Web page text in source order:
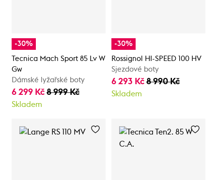
-30%
Tecnica Mach Sport 85 Lv W
Gw
Dámské lyžařské boty
6 299 Kč 8 999 Kč
Skladem
-30%
Rossignol HI-SPEED 100 HV
Sjezdové boty
6 293 Kč 8 990 Kč
Skladem